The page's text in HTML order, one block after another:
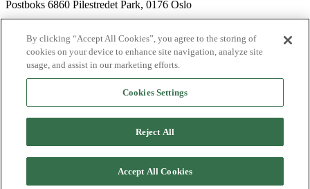
Postboks 6860 Pilestredet Park, 0176 Oslo
Nyhetsbrev
Ledige stillinger
Send inn manus
Agency
PersonvernerklæringerInformasjonskapsler
By clicking “Accept All Cookies”, you agree to the storing of
cookies on your device to enhance site navigation, analyze site
usage, and assist in our marketing efforts.
Cookies Settings
Reject All
Accept All Cookies